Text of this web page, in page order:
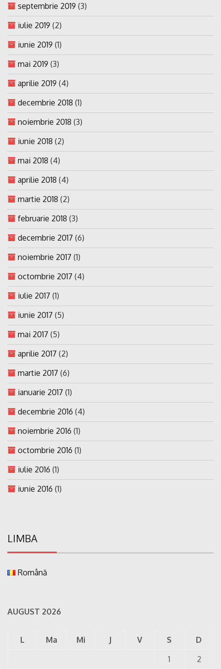
septembrie 2019 (3)
iulie 2019 (2)
iunie 2019 (1)
mai 2019 (3)
aprilie 2019 (4)
decembrie 2018 (1)
noiembrie 2018 (3)
iunie 2018 (2)
mai 2018 (4)
aprilie 2018 (4)
martie 2018 (2)
februarie 2018 (3)
decembrie 2017 (6)
noiembrie 2017 (1)
octombrie 2017 (4)
iulie 2017 (1)
iunie 2017 (5)
mai 2017 (5)
aprilie 2017 (2)
martie 2017 (6)
ianuarie 2017 (1)
decembrie 2016 (4)
noiembrie 2016 (1)
octombrie 2016 (1)
iulie 2016 (1)
iunie 2016 (1)
LIMBA
Română
AUGUST 2026
L Ma Mi J V S
D
1
2